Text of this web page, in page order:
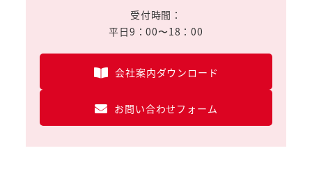
受付時間：
平日9：00〜18：00
会社案内ダウンロード
お問い合わせフォーム